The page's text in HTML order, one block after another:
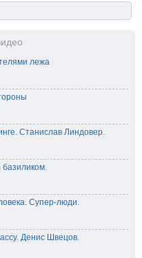
лежа
Станислав Линдовер.
базиликом.
Супер-люди.
Денис Швецов.